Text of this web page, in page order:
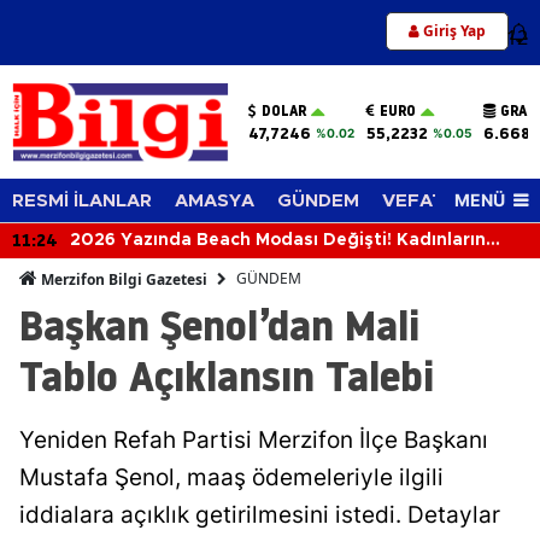
Giriş Yap 12
DOLAR
47,7246 %0.02
EURO
55,2232 %0.05
RESMİ İLANLAR AMASYA GÜNDEM VEFAT EDENLER
MENÜ
11:24
2026 Yazında Beach Modası Değişti! Kadınların
Merzifon Bilgi Gazetesi GÜNDEM
Başkan Şenol’dan Mali
Tablo Açıklansın Talebi
Yeniden Refah Partisi Merzifon İlçe Başkanı
Mustafa Şenol, maaş ödemeleriyle ilgili
iddialara açıklık getirilmesini istedi. Detaylar